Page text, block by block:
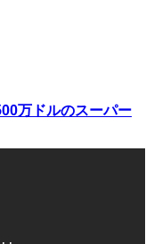
万ドルのスーパー